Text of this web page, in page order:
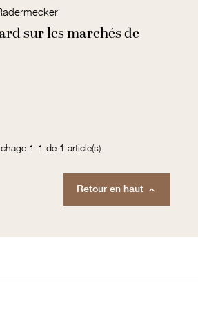
sur les marchés de
1-1 de 1 article(s)
Retour en haut 